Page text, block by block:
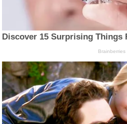
Discover 15 Surprising Things
Brainberries